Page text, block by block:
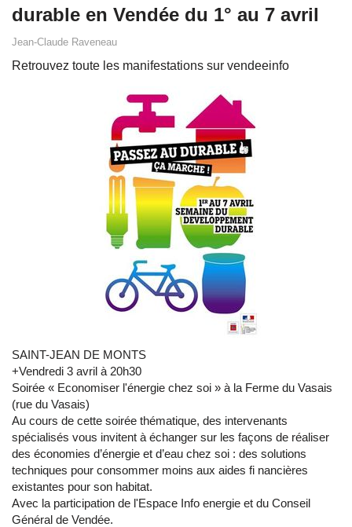
durable en Vendée du 1° au 7 avril
Jean-Claude Raveneau
Retrouvez toute les manifestations sur vendeeinfo
SAINT-JEAN DE MONTS
+Vendredi 3 avril à 20h30
Soirée « Economiser l'énergie chez soi » à la Ferme du Vasais
(rue du Vasais)
Au cours de cette soirée thématique, des intervenants
spécialisés vous invitent à échanger sur les façons de réaliser
des économies d’énergie et d’eau chez soi : des solutions
techniques pour consommer moins aux aides fi nancières
existantes pour son habitat.
Avec la participation de l'Espace Info energie et du Conseil
Général de Vendée.